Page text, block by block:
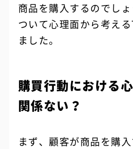
商品を購入するのでし
ついて心理面から考え
ました。
購買行動における
関係ない？
まず、顧客が商品を購